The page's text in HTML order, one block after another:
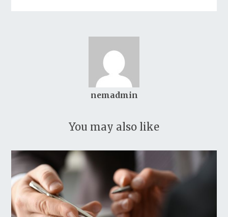
nemadmin
You may also like